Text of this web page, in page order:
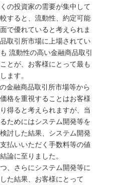
の投資家の需要が集中して
すると、流動性、約定可能
で優れていると考えられま
取引所市場に上場されてい
流動性の高い金融商品取引
とが、お客様にとって最も
ます。
金融商品取引所市場等から
格を重視することはお客様
得ると考えられますが、当
ためにはシステム開発等を
討した結果、システム開発
払いいただく手数料等の値
論に至りました。
、さらにシステム開発等に
た結果、お客様にとって